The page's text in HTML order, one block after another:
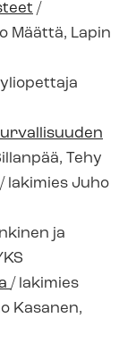
/
Määttä, Lapin
Tehy
/ lakimies Juho
ja
/ lakimies
Kasanen,